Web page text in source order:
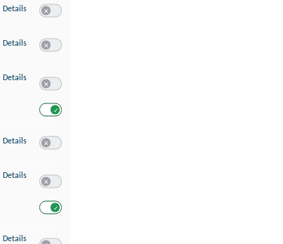
Details zu Erstellung von Profilen für personalisierte Werbung
Details zu Verwendung von Profilen zur Auswahl personalisierter Werbung
Details zu Messung der Werbeleistung
Details zu Messung der Performance von Inhalten
Details zu Analyse von Zielgruppen durch Statistiken oder Kombinationen von
Details zu Entwicklung und Verbesserung der Angebote